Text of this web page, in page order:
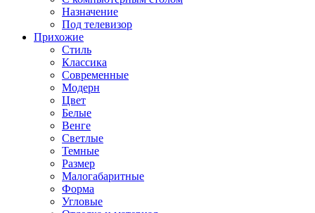
Назначение
Под телевизор
Прихожие
Стиль
Классика
Современные
Модерн
Цвет
Белые
Венге
Светлые
Темные
Размер
Малогабаритные
Форма
Угловые